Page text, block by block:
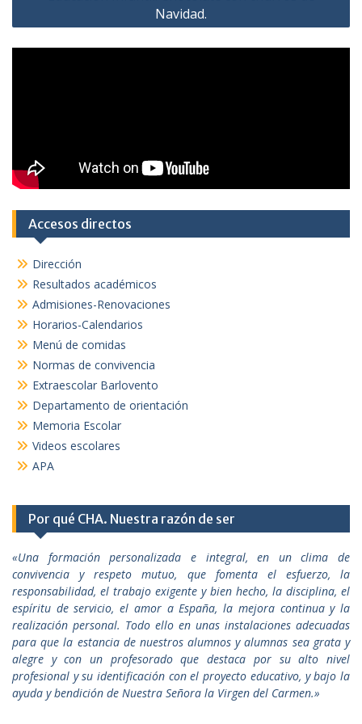
Navidad.
Accesos directos
Dirección
Resultados académicos
Admisiones-Renovaciones
Horarios-Calendarios
Menú de comidas
Normas de convivencia
Extraescolar Barlovento
Departamento de orientación
Memoria Escolar
Videos escolares
APA
Por qué CHA. Nuestra razón de ser
«Una formación personalizada e integral, en un clima de
convivencia y respeto mutuo, que fomenta el esfuerzo, la
responsabilidad, el trabajo exigente y bien hecho, la disciplina, el
espíritu de servicio, el amor a España, la mejora continua y la
realización personal. Todo ello en unas instalaciones adecuadas
para que la estancia de nuestros alumnos y alumnas sea grata y
alegre y con un profesorado que destaca por su alto nivel
profesional y su identificación con el proyecto educativo, y bajo la
ayuda y bendición de Nuestra Señora la Virgen del Carmen.»